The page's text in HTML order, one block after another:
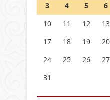
3
4 5 6
10
11 12 13
17
18 19 20
24
25 26 27
31